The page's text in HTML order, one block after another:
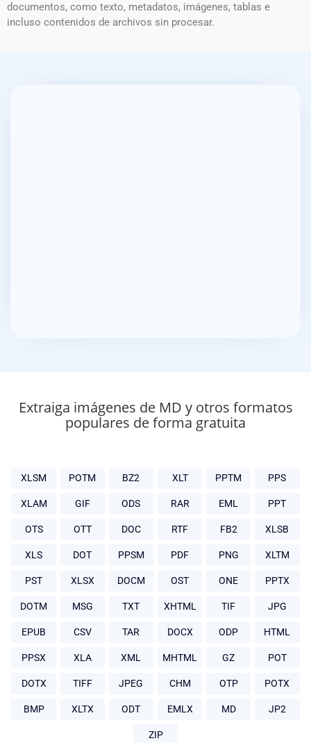
documentos, como texto, metadatos, imágenes, tablas e
incluso contenidos de archivos sin procesar.
Extraiga imágenes de MD y otros formatos
populares de forma gratuita
XLSM POTM BZ2 XLT PPTM PPS
XLAM GIF ODS RAR EML PPT
OTS OTT DOC RTF FB2 XLSB
XLS DOT PPSM PDF PNG XLTM
PST XLSX DOCM OST ONE PPTX
DOTM MSG TXT XHTML TIF JPG
EPUB CSV TAR DOCX ODP HTML
PPSX XLA XML MHTML GZ POT
DOTX TIFF JPEG CHM OTP POTX
BMP XLTX ODT EMLX MD JP2
ZIP